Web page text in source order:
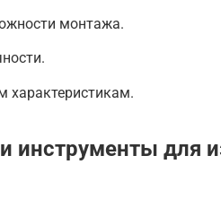
монтажа.
характеристикам.
инструменты для